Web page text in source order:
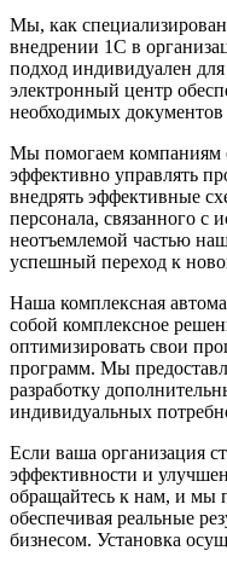
Мы, как
внедрении 1С в
подход индивидуален
электронный центр
необходимых документов
Мы помогаем компаниям
эффективно управлять
внедрять эффективные
персонала, связанного с
неотъемлемой частью
успешный переход к
Наша комплексная
собой комплексное
оптимизировать свои
программ. Мы
разработку
индивидуальных
Если ваша организация
эффективности и
обращайтесь к нам, и мы
обеспечивая реальные
бизнесом. Установка